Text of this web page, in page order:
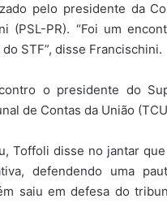
pelo presidente da
(PSL-PR). “Foi um
STF”, disse Francischini.
o presidente do
de Contas da União
Toffoli disse no jantar
defendendo uma
saiu em defesa do